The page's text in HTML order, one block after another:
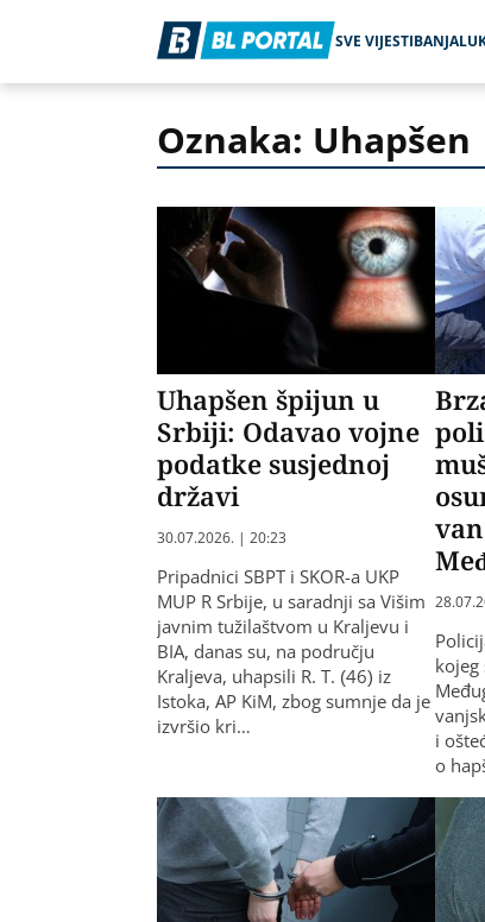
SVE VIJESTI
Oznaka: Uhapšen
Uhapšen špijun u
Srbiji: Odavao vojne
podatke susjednoj
državi
30.07.2026. | 20:23
Pripadnici SBPT i SKOR-a UKP
MUP R Srbije, u saradnji sa Višim
javnim tužilaštvom u Kraljevu i
BIA, danas su, na području
Kraljeva, uhapsili R. T. (46) iz
Istoka, AP KiM, zbog sumnje da je
izvršio kri…
kojeg
i
o